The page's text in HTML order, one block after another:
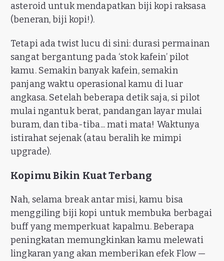
asteroid untuk mendapatkan biji kopi raksasa
(beneran, biji kopi!).
Tetapi ada twist lucu di sini: durasi permainan
sangat bergantung pada ‘stok kafein’ pilot
kamu. Semakin banyak kafein, semakin
panjang waktu operasional kamu di luar
angkasa. Setelah beberapa detik saja, si pilot
mulai ngantuk berat, pandangan layar mulai
buram, dan tiba-tiba... mati mata! Waktunya
istirahat sejenak (atau beralih ke mimpi
upgrade).
Kopimu Bikin Kuat Terbang
Nah, selama break antar misi, kamu bisa
menggiling biji kopi untuk membuka berbagai
buff yang memperkuat kapalmu. Beberapa
peningkatan memungkinkan kamu melewati
lingkaran yang akan memberikan efek Flow —